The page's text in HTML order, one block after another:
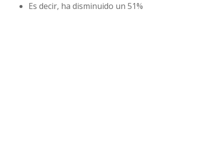
Es decir, ha disminuido un 51%